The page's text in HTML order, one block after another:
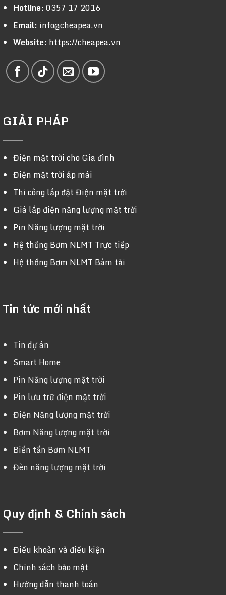
Hotline:0357 17 2016
Email: info@cheapea.vn
Website: https://cheapea.vn
GIẢI PHÁP
Điện mặt trời cho Gia đình
Điện mặt trời áp mái
Thi công lắp đặt Điện mặt trời
Giá lắp điện năng lượng mặt trời
Pin Năng lượng mặt trời
Hệ thống Bơm NLMT Trực tiếp
Hệ thống Bơm NLMT Bám tải
Tin tức mới nhất
Tin dự án
Smart Home
Pin Năng lượng mặt trời
Pin lưu trữ điện mặt trời
Điện Năng lượng mặt trời
Bơm Năng lượng mặt trời
Biến tần Bơm NLMT
Đèn năng lượng mặt trời
Quy định & Chính sách
Điều khoản và điều kiện
Chính sách bảo mật
Hướng dẫn thanh toán